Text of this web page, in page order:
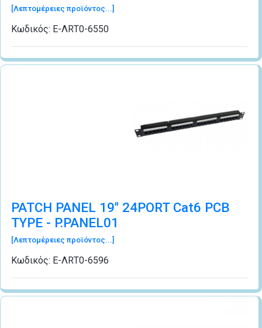
[Λεπτομέρειες προϊόντος...]
Κωδικός: Ε-ΛRΤ0-6550
PATCH PANEL 19'' 24PORT Cat6 PCB
TYPE - P.PANEL01
[Λεπτομέρειες προϊόντος...]
Κωδικός: Ε-ΛRΤ0-6596